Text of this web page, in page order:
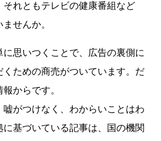
れともテレビの健康番組など
せんか。
に思いつくことで、広告の裏側に
くための商売がついています。だ
からです。
嘘がつけなく、わからいことはわ
基づいている記事は、国の機関